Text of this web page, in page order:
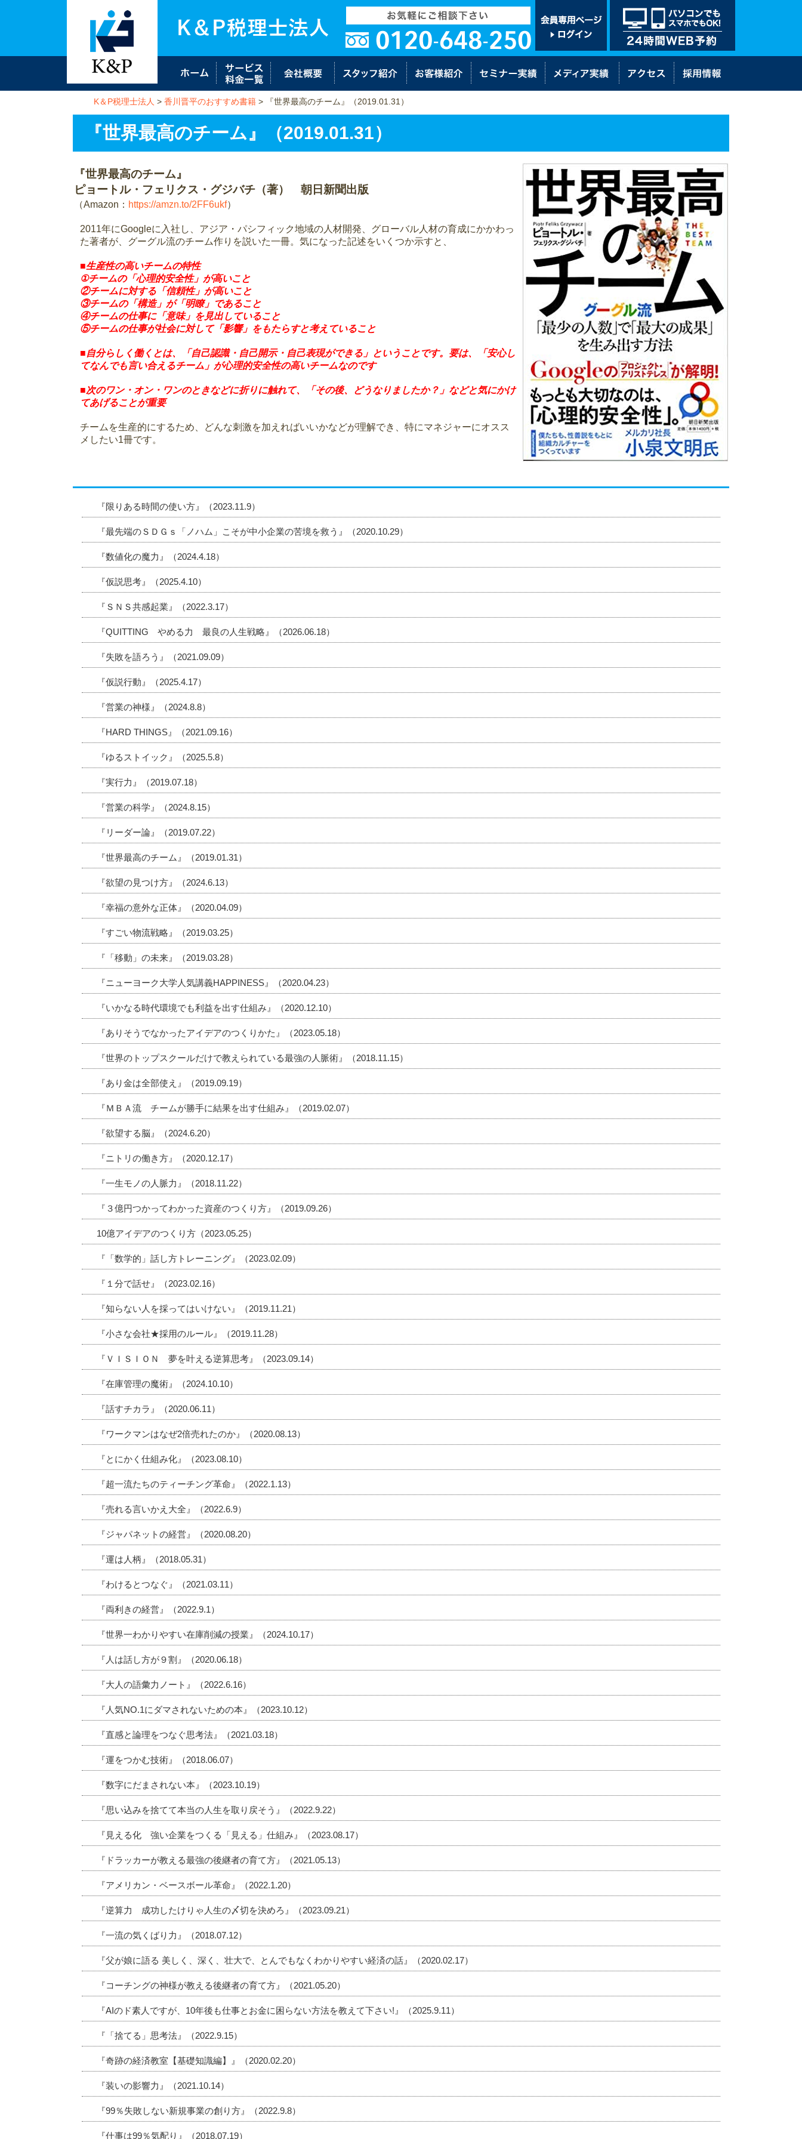
K＆P税理士法人 > 香川晋平のおすすめ書籍 > 『世界最高のチーム』（2019.01.31）
『世界最高のチーム』（2019.01.31）
『世界最高のチーム』
ピョートル・フェリクス・グジバチ（著） 朝日新聞出版
（Amazon： https://amzn.to/2FF6ukf）
2011年にGoogleに入社し、アジア・パシフィック地域の人材開発、グローバル人材の育成にかかわっ
た著者が、グーグル流のチーム作りを説いた一冊。気になった記述をいくつか示すと、
■生産性の高いチームの特性
①チームの「心理的安全性」が高いこと
②チームに対する「信頼性」が高いこと
③チームの「構造」が「明瞭」であること
④チームの仕事に「意味」を見出していること
⑤チームの仕事が社会に対して「影響」をもたらすと考えていること
■自分らしく働くとは、「自己認識・自己開示・自己表現ができる」ということです。要は、「安心し
てなんでも言い合えるチーム」が心理的安全性の高いチームなのです
■次のワン・オン・ワンのときなどに折りに触れて、「その後、どうなりましたか？」などと気にかけ
てあげることが重要
チームを生産的にするため、どんな刺激を加えればいいかなどが理解でき、特にマネジャーにオスス
メしたい1冊です。
『限りある時間の使い方』（2023.11.9）
『最先端のＳＤＧｓ「ノハム」こそが中小企業の苦境を救う』（2020.10.29）
『数値化の魔力』（2024.4.18）
『仮説思考』（2025.4.10）
『ＳＮＳ共感起業』（2022.3.17）
『QUITTING やめる力 最良の人生戦略』（2026.06.18）
『失敗を語ろう』（2021.09.09）
『仮説行動』（2025.4.17）
『営業の神様』（2024.8.8）
『HARD THINGS』（2021.09.16）
『ゆるストイック』（2025.5.8）
『実行力』（2019.07.18）
『営業の科学』（2024.8.15）
『リーダー論』（2019.07.22）
『世界最高のチーム』（2019.01.31）
『欲望の見つけ方』（2024.6.13）
『幸福の意外な正体』（2020.04.09）
『すごい物流戦略』（2019.03.25）
『「移動」の未来』（2019.03.28）
『ニューヨーク大学人気講義HAPPINESS』（2020.04.23）
『いかなる時代環境でも利益を出す仕組み』（2020.12.10）
『ありそうでなかったアイデアのつくりかた』（2023.05.18）
『世界のトップスクールだけで教えられている最強の人脈術』（2018.11.15）
『あり金は全部使え』（2019.09.19）
『ＭＢＡ流 チームが勝手に結果を出す仕組み』（2019.02.07）
『欲望する脳』（2024.6.20）
『ニトリの働き方』（2020.12.17）
『一生モノの人脈力』（2018.11.22）
『３億円つかってわかった資産のつくり方』（2019.09.26）
10億アイデアのつくり方（2023.05.25）
『「数学的」話し方トレーニング』（2023.02.09）
『１分で話せ』（2023.02.16）
『知らない人を採ってはいけない』（2019.11.21）
『小さな会社★採用のルール』（2019.11.28）
『ＶＩＳＩＯＮ 夢を叶える逆算思考』（2023.09.14）
『在庫管理の魔術』（2024.10.10）
『話すチカラ』（2020.06.11）
『ワークマンはなぜ2倍売れたのか』（2020.08.13）
『とにかく仕組み化』（2023.08.10）
『超一流たちのティーチング革命』（2022.1.13）
『売れる言いかえ大全』（2022.6.9）
『ジャパネットの経営』（2020.08.20）
『運は人柄』（2018.05.31）
『わけるとつなぐ』（2021.03.11）
『両利きの経営』（2022.9.1）
『世界一わかりやすい在庫削減の授業』（2024.10.17）
『人は話し方が９割』（2020.06.18）
『大人の語彙力ノート』（2022.6.16）
『人気NO.1にダマされないための本』（2023.10.12）
『直感と論理をつなぐ思考法』（2021.03.18）
『運をつかむ技術』（2018.06.07）
『数字にだまされない本』（2023.10.19）
『思い込みを捨てて本当の人生を取り戻そう』（2022.9.22）
『見える化 強い企業をつくる「見える」仕組み』（2023.08.17）
『ドラッカーが教える最強の後継者の育て方』（2021.05.13）
『アメリカン・ベースボール革命』（2022.1.20）
『逆算力 成功したけりゃ人生の〆切を決めろ』（2023.09.21）
『一流の気くばり力』（2018.07.12）
『父が娘に語る 美しく、深く、壮大で、とんでもなくわかりやすい経済の話』（2020.02.17）
『コーチングの神様が教える後継者の育て方』（2021.05.20）
『AIのド素人ですが、10年後も仕事とお金に困らない方法を教えて下さい!』（2025.9.11）
『「捨てる」思考法』（2022.9.15）
『奇跡の経済教室【基礎知識編】』（2020.02.20）
『装いの影響力』（2021.10.14）
『99％失敗しない新規事業の創り方』（2022.9.8）
『仕事は99％気配り』（2018.07.19）